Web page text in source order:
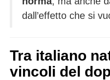
dall’effetto che si
Tra italiano
vincoli del